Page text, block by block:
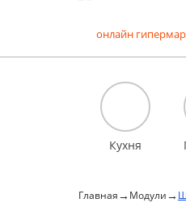
онлайн
Кухня
Главная→ Модули→